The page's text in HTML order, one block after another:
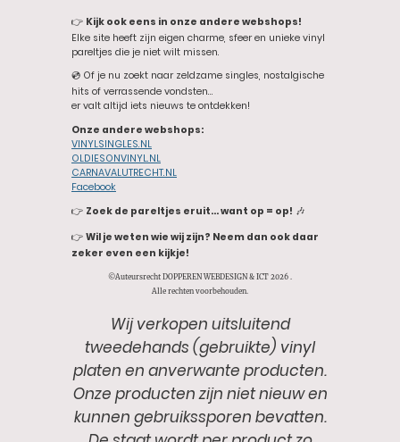
👉 Kijk ook eens in onze andere webshops!
Elke site heeft zijn eigen charme, sfeer en unieke vinyl
pareltjes die je niet wilt missen.
💿 Of je nu zoekt naar zeldzame singles, nostalgische
hits of verrassende vondsten…
er valt altijd iets nieuws te ontdekken!
Onze andere webshops:
VINYLSINGLES.NL
OLDIESONVINYL.NL
CARNAVALUTRECHT.NL
Facebook
👉 Zoek de pareltjes eruit… want op = op! 🎶
👉 Wil je weten wie wij zijn? Neem dan ook daar
zeker even een kijkje!
©Auteursrecht DOPPEREN WEBDESIGN & ICT 2026 .
Alle rechten voorbehouden.
Wij verkopen uitsluitend
tweedehands (gebruikte) vinyl
platen en anverwante producten.
Onze producten zijn niet nieuw en
kunnen gebruikssporen bevatten.